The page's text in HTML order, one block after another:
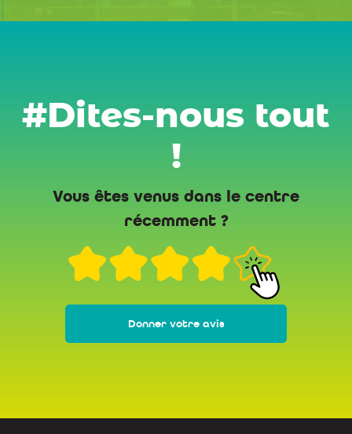
#Dites-nous tout
!
Vous êtes venus dans le centre
récemment ?
Donner votre avis